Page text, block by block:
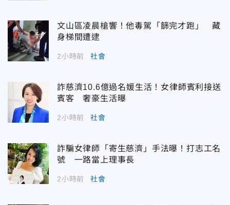
文山區凌晨槍響！他毒駕「篩完才跑」 藏
身梯間遭逮
2小時前 社會
詐慈濟10.6億過名媛生活！女律師賓利接送
賓客 奢豪生活曝
2小時前 社會
詐騙女律師「寄生慈濟」手法曝！打志工名
號 一路當上理事長
2小時前 社會